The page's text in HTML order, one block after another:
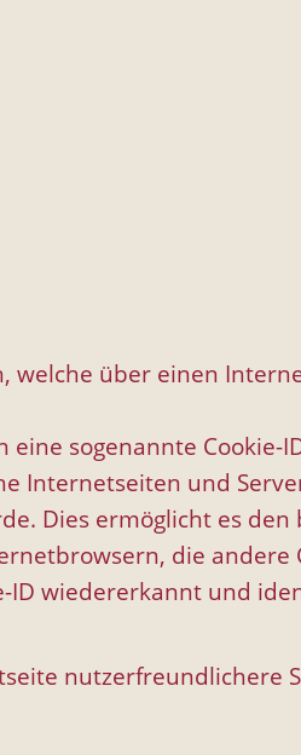
welche über einen
sogenannte Cookie-
Internetseiten und
Dies ermöglicht es
die andere
wiedererkannt und
nutzerfreundlichere